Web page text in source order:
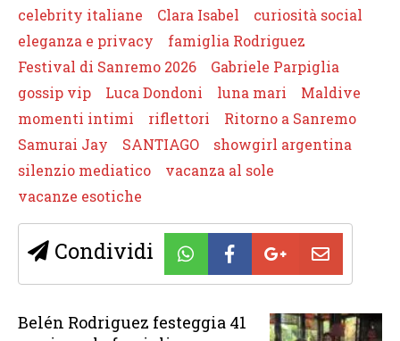
celebrity italiane
Clara Isabel
curiosità social
eleganza e privacy
famiglia Rodriguez
Festival di Sanremo 2026
Gabriele Parpiglia
gossip vip
Luca Dondoni luna mari
Maldive
momenti intimi
riflettori
Ritorno a Sanremo
Samurai Jay
SANTIAGO
showgirl argentina
silenzio mediatico
vacanza al sole
vacanze esotiche
Condividi
Belén Rodriguez festeggia 41